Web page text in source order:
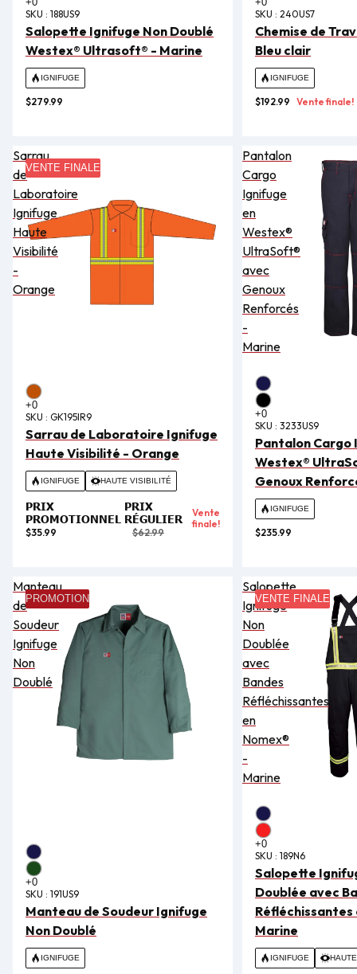
SKU : 188US9
Salopette Ignifuge Non Doublé
Westex® Ultrasoft® - Marine
IGNIFUGE
$279.99
SKU : 240US7
Chemise de
Bleu clair
IGNIFUGE
$192.99 Vente finale!
Sarrau
de
Laboratoire
Ignifuge
Haute
Visibilité
-
Orange
VENTE FINALE
SKU : GK195IR9
Sarrau de Laboratoire Ignifuge
Haute Visibilité - Orange
IGNIFUGE HAUTE VISIBILITÉ
PRIX
PROMOTIONNEL
$35.99
PRIX
RÉGULIER
$62.99
Vente
finale!
Pantalon
Cargo
Ignifuge
en
Westex®
UltraSoft®
avec
Genoux
Renforcés
-
Marine
SKU : 3233US9
Pantalon Cargo
Westex®
Genoux
IGNIFUGE
$235.99
Manteau
de
Soudeur
Ignifuge
Non
Doublé
PROMOTION
SKU : 191US9
Manteau de Soudeur Ignifuge
Non Doublé
IGNIFUGE
Salopette
Ignifuge
Non
Doublée
avec
Bandes
Réfléchissantes
en
Nomex®
-
Marine
VENTE FINALE
SKU : 189N6
Salopette
Doublée avec
Réfléchissantes
Marine
IGNIFUGE